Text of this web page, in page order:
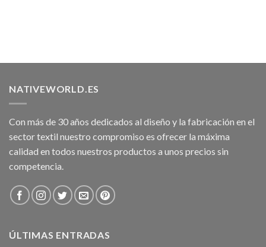
NATIVEWORLD.ES
Con más de 30 años dedicados al diseño y la fabricación en el
sector textil nuestro compromiso es ofrecer la máxima
calidad en todos nuestros productos a unos precios sin
competencia.
ÚLTIMAS ENTRADAS